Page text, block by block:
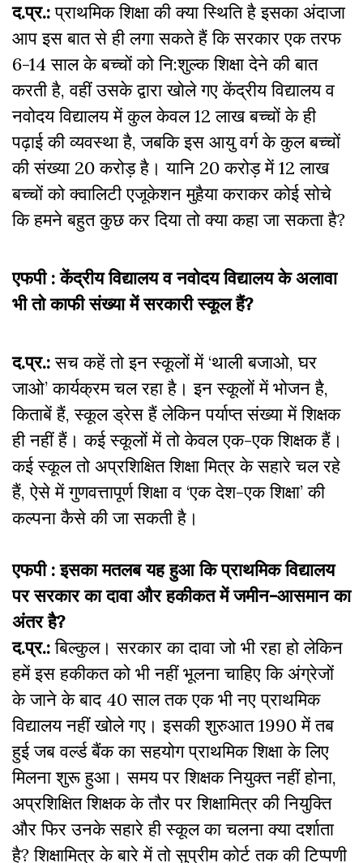
द.प्र.:प्राथमिक शिक्षा की क्या स्थिति है इसका अंदाजा
आप इस बात से ही लगा सकते हैं कि सरकार एक तरफ
6-14 साल के बच्चों को नि:शुल्क शिक्षा देने की बात
करती है, वहीं उसके द्वारा खोले गए केंद्रीय विद्यालय व
नवोदय विद्यालय में कुल केवल 12 लाख बच्चों के ही
पढ़ाई की व्यवस्था है, जबकि इस आयु वर्ग के कुल बच्चों
की संख्या 20 करोड़ है। यानि 20 करोड़ में 12 लाख
बच्चों को क्वालिटी एजूकेशन मुहैया कराकर कोई सोचे
कि हमने बहुत कुछ कर दिया तो क्या कहा जा सकता है?
एफपी : केंद्रीय विद्यालय व नवोदय विद्यालय के अलावा
भी तो काफी संख्या में सरकारी स्कूल हैं?
द.प्र.:सच कहें तो इन स्कूलों में ‘थाली बजाओ, घर
जाओ’ कार्यक्रम चल रहा है। इन स्कूलों में भोजन है,
किताबें हैं, स्कूल ड्रेस हैं लेकिन पर्याप्त संख्या में शिक्षक
ही नहीं हैं। कई स्कूलों में तो केवल एक-एक शिक्षक हैं।
कई स्कूल तो अप्रशिक्षित शिक्षा मित्र के सहारे चल रहे
हैं, ऐसे में गुणवत्तापूर्ण शिक्षा व ‘एक देश-एक शिक्षा’ की
कल्पना कैसे की जा सकती है।
एफपी : इसका मतलब यह हुआ कि प्राथमिक विद्यालय
पर सरकार का दावा और हकीकत में जमीन-आसमान का
अंतर है?
द.प्र.:बिल्कुल। सरकार का दावा जो भी रहा हो लेकिन
हमें इस हकीकत को भी नहीं भूलना चाहिए कि अंग्रेजों
के जाने के बाद 40 साल तक एक भी नए प्राथमिक
विद्यालय नहीं खोले गए। इसकी शुरुआत 1990 में तब
हुई जब वर्ल्ड बैंक का सहयोग प्राथमिक शिक्षा के लिए
मिलना शुरू हुआ। समय पर शिक्षक नियुक्त नहीं होना,
अप्रशिक्षित शिक्षक के तौर पर शिक्षामित्र की नियुक्ति
और फिर उनके सहारे ही स्कूल का चलना क्या दर्शाता
है? शिक्षामित्र के बारे में तो सुप्रीम कोर्ट तक की टिप्पणी